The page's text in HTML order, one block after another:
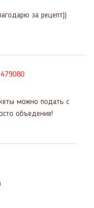
за рецепт))
479080
можно подать с
объедение!